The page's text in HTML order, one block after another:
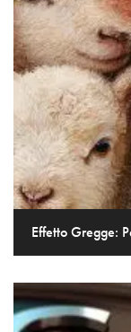
Effetto Gregge: